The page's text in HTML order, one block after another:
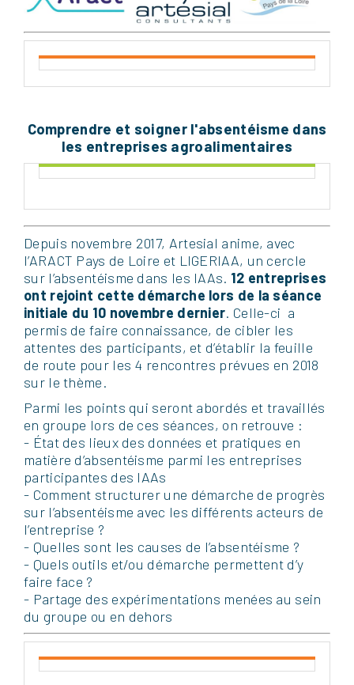
Comprendre et soigner l'absentéisme dans
les entreprises agroalimentaires
Depuis novembre 2017, Artesial anime, avec
l’ARACT Pays de Loire et LIGERIAA, un cercle
sur l’absentéisme dans les IAAs. 12 entreprises
ont rejoint cette démarche lors de la séance
initiale du 10 novembre dernier. Celle-ci a
permis de faire connaissance, de cibler les
attentes des participants, et d’établir la feuille
de route pour les 4 rencontres prévues en 2018
sur le thème.
Parmi les points qui seront abordés et travaillés
en groupe lors de ces séances, on retrouve :
- État des lieux des données et pratiques en
matière d’absentéisme parmi les entreprises
participantes des IAAs
- Comment structurer une démarche de progrès
sur l’absentéisme avec les différents acteurs de
l’entreprise ?
- Quelles sont les causes de l’absentéisme ?
- Quels outils et/ou démarche permettent d’y
faire face ?
- Partage des expérimentations menées au sein
du groupe ou en dehors